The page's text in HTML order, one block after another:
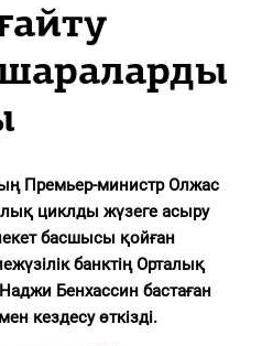
шараларды
Премьер-министр Олжас
циклды жүзеге асыру
басшысы қойған
банктің Орталық
Бенхассин бастаған
кездесу өткізді.